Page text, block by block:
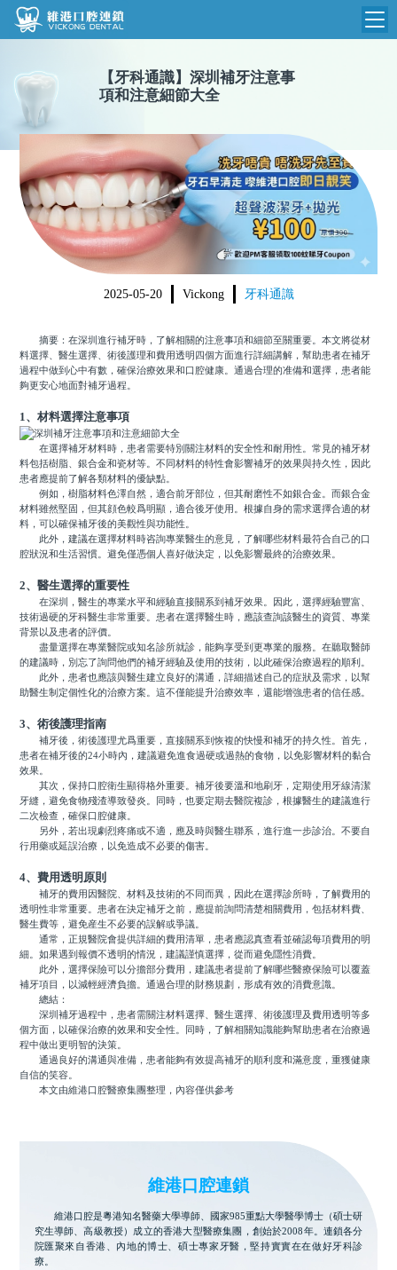
維港首頁
品牌介紹
環境設備
醫院新聞
收費標準
N
收費總表
植牙收費
根管收費
美學收費
箍牙收費
醫生團隊
門診時間
【 牙科通識】 深圳補牙注意事
項和注意細節大全
2025-05-20 Vickong 牙科通識
摘要：在深圳進行補牙時，了解相關的注意事項和細節至關重要。本文將從材
料選擇、醫生選擇、術後護理和費用透明四個方面進行詳細講解，幫助患者在補牙
過程中做到心中有數，確保治療效果和口腔健康。通過合理的准備和選擇，患者能
夠更安心地面對補牙過程。
1、材料選擇注意事項
在選擇補牙材料時，患者需要特別關注材料的安全性和耐用性。常見的補牙材
料包括樹脂、銀合金和瓷材等。不同材料的特性會影響補牙的效果與持久性，因此
患者應提前了解各類材料的優缺點。
例如，樹脂材料色澤自然，適合前牙部位，但其耐磨性不如銀合金。而銀合金
材料雖然堅固，但其顔色較爲明顯，適合後牙使用。根據自身的需求選擇合適的材
料，可以確保補牙後的美觀性與功能性。
此外，建議在選擇材料時咨詢專業醫生的意見，了解哪些材料最符合自己的口
腔狀況和生活習慣。避免僅憑個人喜好做決定，以免影響最終的治療效果。
2、醫生選擇的重要性
在深圳，醫生的專業水平和經驗直接關系到補牙效果。因此，選擇經驗豐富、
技術過硬的牙科醫生非常重要。患者在選擇醫生時，應該查詢該醫生的資質、專業
背景以及患者的評價。
盡量選擇在專業醫院或知名診所就診，能夠享受到更專業的服務。在聽取醫師
的建議時，別忘了詢問他們的補牙經驗及使用的技術，以此確保治療過程的順利。
此外，患者也應該與醫生建立良好的溝通，詳細描述自己的症狀及需求，以幫
助醫生制定個性化的治療方案。這不僅能提升治療效率，還能增強患者的信任感。
3、術後護理指南
補牙後，術後護理尤爲重要，直接關系到恢複的快慢和補牙的持久性。首先，
患者在補牙後的24小時內，建議避免進食過硬或過熱的食物，以免影響材料的黏合
效果。
其次，保持口腔衛生顯得格外重要。補牙後要溫和地刷牙，定期使用牙線清潔
牙縫，避免食物殘渣導致發炎。同時，也要定期去醫院複診，根據醫生的建議進行
二次檢查，確保口腔健康。
另外，若出現劇烈疼痛或不適，應及時與醫生聯系，進行進一步診治。不要自
行用藥或延誤治療，以免造成不必要的傷害。
4、費用透明原則
補牙的費用因醫院、材料及技術的不同而異，因此在選擇診所時，了解費用的
透明性非常重要。患者在決定補牙之前，應提前詢問清楚相關費用，包括材料費、
醫生費等，避免産生不必要的誤解或爭議。
通常，正規醫院會提供詳細的費用清單，患者應認真查看並確認每項費用的明
細。如果遇到報價不透明的情況，建議謹慎選擇，從而避免隱性消費。
此外，選擇保險可以分擔部分費用，建議患者提前了解哪些醫療保險可以覆蓋
補牙項目，以減輕經濟負擔。通過合理的財務規劃，形成有效的消費意識。
總結：
深圳補牙過程中，患者需關注材料選擇、醫生選擇、術後護理及費用透明等多
個方面，以確保治療的效果和安全性。同時，了解相關知識能夠幫助患者在治療過
程中做出更明智的決策。
通過良好的溝通與准備，患者能夠有效提高補牙的順利度和滿意度，重獲健康
自信的笑容。
本文由維港口腔醫療集團整理，內容僅供參考
維港口腔連鎖
維港口腔是粵港知名醫藥大學導師、國家985重點大學醫學博士（碩士研
究生導師、高級教授）成立的香港大型醫療集團，創始於2008年。連鎖各分
院匯聚來自香港、內地的博士、碩士專家牙醫，堅持實實在在做好牙科診
療。